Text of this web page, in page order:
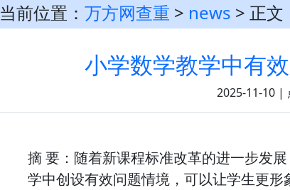
当前位置： 万方网查重 > news > 正文
小学数学教学中有
2025-11-10 |
摘 要：随着新课程标准改革的进一步发
学中创设有效问题情境，可以让学生更